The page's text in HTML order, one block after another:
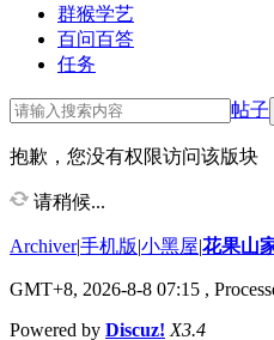
群猴学艺
百问百答
任务
帖子
抱歉，您没有权限访问该版块
请稍候...
Archiver|手机版|小黑屋|花果山
GMT+8, 2026-8-8 07:15 ,
Powered by Discuz! X3.4